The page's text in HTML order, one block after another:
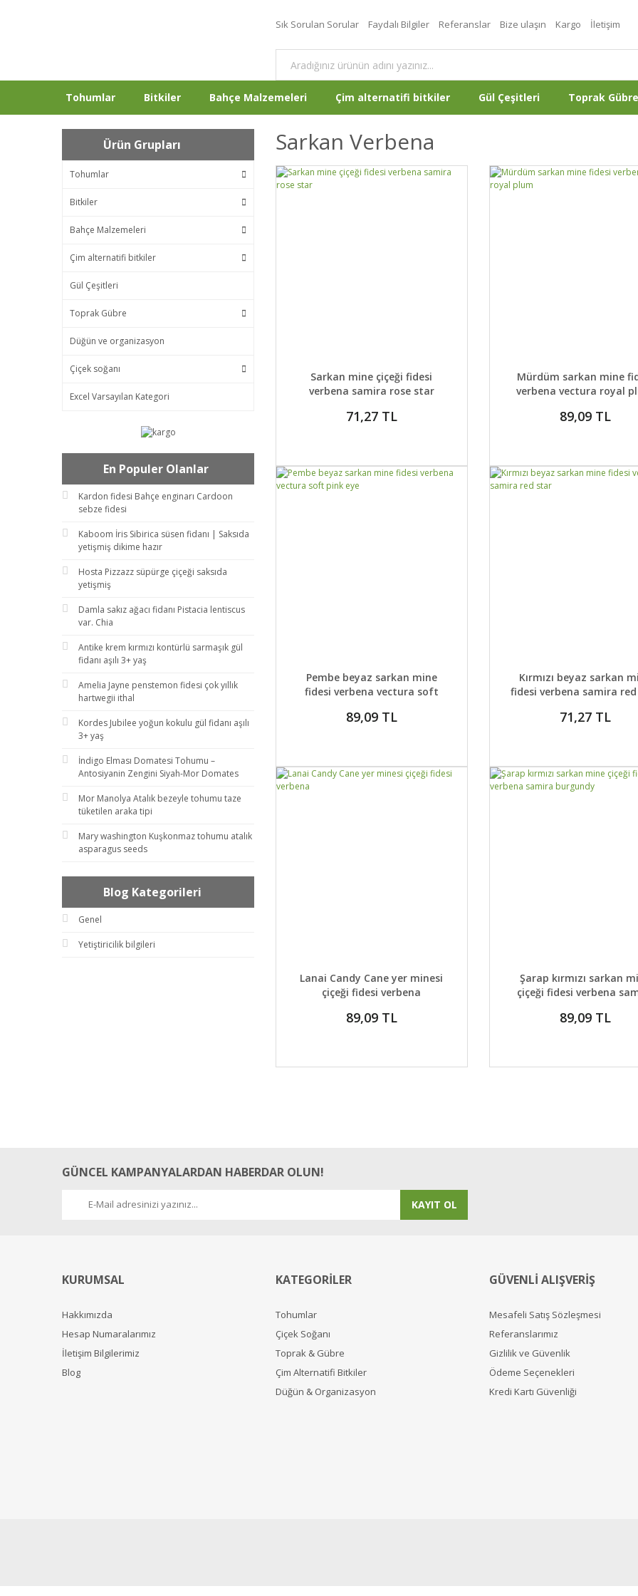
Sık Sorulan Sorular Faydalı Bilgiler Referanslar Bize ulaşın Kargo İletişim
Tohumlar Bitkiler Bahçe Malzemeleri Çim alternatifi bitkiler Gül Çeşitleri Toprak Gübre
Ürün Grupları
Tohumlar
Bitkiler
Bahçe Malzemeleri
Çim alternatifi bitkiler
Gül Çeşitleri
Toprak Gübre
Düğün ve organizasyon
Çiçek soğanı
Excel Varsayılan Kategori
En Populer Olanlar
Kardon fidesi Bahçe enginarı Cardoon
sebze fidesi
Kaboom İris Sibirica süsen fidanı | Saksıda
yetişmiş dikime hazır
Hosta Pizzazz süpürge çiçeği saksıda
yetişmiş
Damla sakız ağacı fidanı Pistacia lentiscus
var. Chia
Antike krem kırmızı kontürlü sarmaşık gül
fidanı aşılı 3+ yaş
Amelia Jayne penstemon fidesi çok yıllık
hartwegii ithal
Kordes Jubilee yoğun kokulu gül fidanı aşılı
3+ yaş
İndigo Elması Domatesi Tohumu –
Antosiyanin Zengini Siyah-Mor Domates
Mor Manolya Atalık bezeyle tohumu taze
tüketilen araka tipi
Mary washington Kuşkonmaz tohumu atalık
asparagus seeds
Blog Kategorileri
Genel
Yetiştiricilik bilgileri
Sarkan Verbena
DETAYLAR GELİNCE HABER VER
Sarkan mine çiçeği fidesi
verbena samira rose star
71,27 TL
DETAYLAR GELİNCE
Mürdüm sarkan mine
verbena vectura royal
89,09 TL
DETAYLAR GELİNCE HABER VER
Pembe beyaz sarkan mine
fidesi verbena vectura soft
89,09 TL
DETAYLAR GELİNCE
Kırmızı beyaz sarkan
fidesi verbena samira
71,27 TL
DETAYLAR GELİNCE HABER VER
Lanai Candy Cane yer minesi
çiçeği fidesi verbena
89,09 TL
DETAYLAR GELİNCE
Şarap kırmızı sarkan
çiçeği fidesi verbena
89,09 TL
GÜNCEL KAMPANYALARDAN HABERDAR OLUN!
KAYIT OL
KURUMSAL
Hakkımızda
Hesap Numaralarımız
İletişim Bilgilerimiz
Blog
KATEGORİLER
Tohumlar
Çiçek Soğanı
Toprak & Gübre
Çim Alternatifi Bitkiler
Düğün & Organizasyon
GÜVENLİ ALIŞVERİŞ
Mesafeli Satış Sözleşmesi
Referanslarımız
Gizlilik ve Güvenlik
Ödeme Seçenekleri
Kredi Kartı Güvenliği